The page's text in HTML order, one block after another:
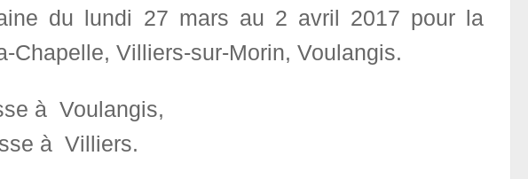
du lundi 27 mars au 2 avril 2017 pour la
Chapelle, Villiers-sur-Morin, Voulangis.
à Voulangis,
à Villiers.